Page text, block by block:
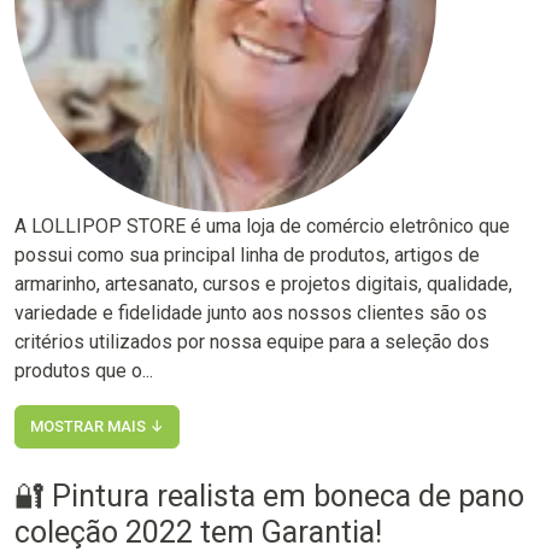
A LOLLIPOP STORE é uma loja de comércio eletrônico que
possui como sua principal linha de produtos, artigos de
armarinho, artesanato, cursos e projetos digitais, qualidade,
variedade e fidelidade junto aos nossos clientes são os
critérios utilizados por nossa equipe para a seleção dos
produtos que o...
MOSTRAR MAIS ↓
🔐 Pintura realista em boneca de pano
coleção 2022 tem Garantia!